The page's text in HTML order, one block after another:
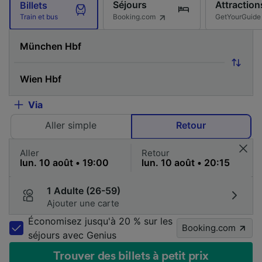
Billets
Train et bus
Séjours
Booking.com GetYourGuide
Via
Aller simple
Retour
Aller Retour
1 Adulte (26-59)
Ajouter une carte
Économisez jusqu'à 20 % sur les
séjours avec Genius
Booking.com
Trouver des billets à petit prix